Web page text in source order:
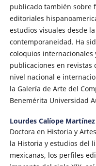
publicado también sobre
editoriales
estudios visuales desde
contemporaneidad. Ha
coloquios
publicaciones en revistas
nivel nacional e
la Galería de Arte del
Benemérita Universidad
Lourdes Calíope
Doctora en Historia y
la Historia y estudios del
mexicanas, los perfiles